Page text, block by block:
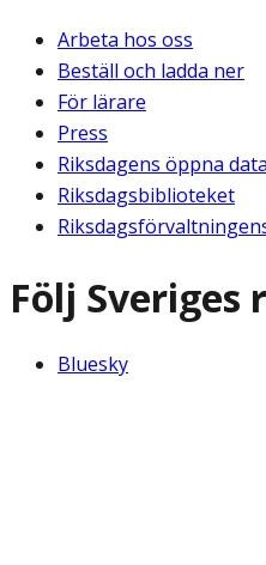
Arbeta hos oss
Beställ och ladda ner
För lärare
Press
Riksdagens öppna data
Riksdagsbiblioteket
Följ Sveriges
Bluesky